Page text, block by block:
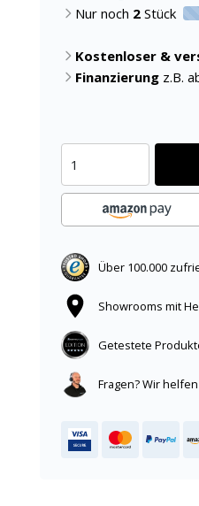
Nur noch 2 Stück
Kostenloser &
Finanzierung z.B.
Über 100.000
Showrooms mit
Getestete
Fragen? Wir